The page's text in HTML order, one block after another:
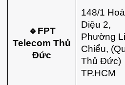
🔹FPT
Telecom Thủ
Đức
148/1
Diệu 2,
Phường
Chiểu,
Thủ Đức)
TP.HCM